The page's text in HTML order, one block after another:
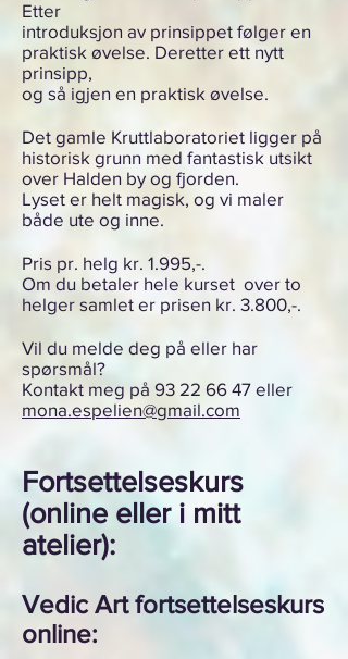
Etter
introduksjon av prinsippet følger en
praktisk øvelse. Deretter ett nytt
prinsipp,
og så igjen en praktisk øvelse.
Det gamle Kruttlaboratoriet ligger på
historisk grunn med fantastisk utsikt
over Halden by og fjorden.
Lyset er helt magisk, og vi maler
både ute og inne.
Pris pr. helg kr. 1.995,-.
Om du betaler hele kurset over to
helger samlet er prisen kr. 3.800,-.
Vil du melde deg på eller har
spørsmål?
Kontakt meg på 93 22 66 47 eller
mona.espelien@gmail.com
Fortsettelseskurs
(online eller i mitt
atelier):
Vedic Art fortsettelseskurs
online: